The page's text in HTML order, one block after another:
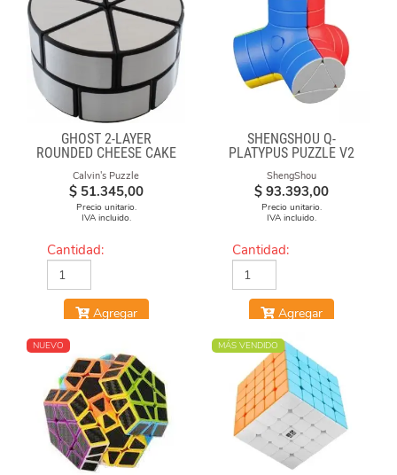
GHOST 2-LAYER
ROUNDED CHEESE CAKE
-BLACK BODY WITH
SILVER LABEL
Calvin's Puzzle
$ 51.345,00
Precio unitario.
IVA incluido.
Cantidad:
Agregar
SHENGSHOU Q-
PLATYPUS PUZZLE V2
ShengShou
$ 93.393,00
Precio unitario.
IVA incluido.
Cantidad:
Agregar
NUEVO MÁS VENDIDO